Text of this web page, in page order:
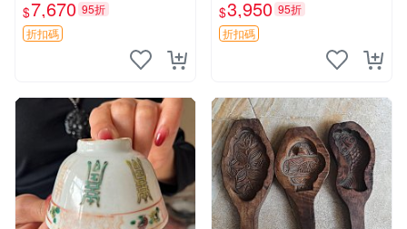
得 單批可議 糯米粽 白粽 起
義
$7,670 95折
折扣碼
m高1.24cm 古玉 三通 玉器
$3,950 95折
折扣碼